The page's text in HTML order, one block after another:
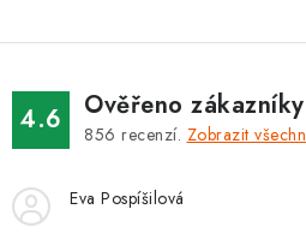
ZNAČKY
Kontakty Slovník pojmů
4.6 Ověřeno zákazníky
856 recenzí. Zobrazit
Eva Pospíšilová